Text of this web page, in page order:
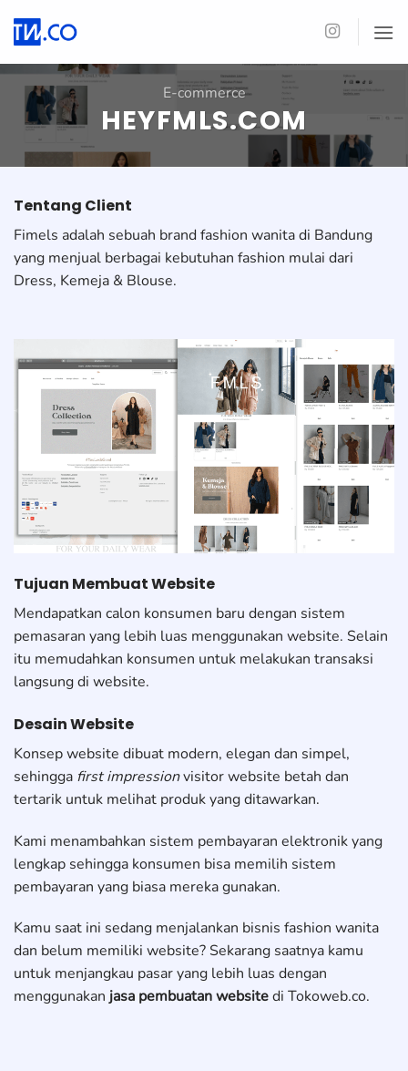
E-commerce
HEYFMLS.COM
Tentang Client
Fimels adalah sebuah brand fashion wanita di Bandung
yang menjual berbagai kebutuhan fashion mulai dari
Dress, Kemeja & Blouse.
Tujuan Membuat Website
Mendapatkan calon konsumen baru dengan sistem
pemasaran yang lebih luas menggunakan website. Selain
itu memudahkan konsumen untuk melakukan transaksi
langsung di website.
Desain Website
Konsep website dibuat modern, elegan dan simpel,
sehingga first impressionvisitor website betah dan
tertarik untuk melihat produk yang ditawarkan.
Kami menambahkan sistem pembayaran elektronik yang
lengkap sehingga konsumen bisa memilih sistem
pembayaran yang biasa mereka gunakan.
Kamu saat ini sedang menjalankan bisnis fashion wanita
dan belum memiliki website? Sekarang saatnya kamu
untuk menjangkau pasar yang lebih luas dengan
menggunakanjasa pembuatan websitedi Tokoweb.co.